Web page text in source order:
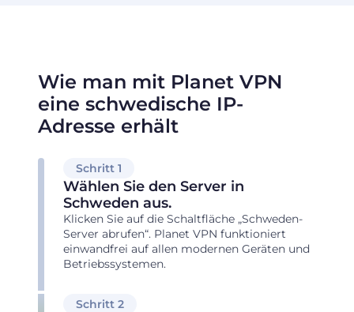
Wie man mit Planet VPN
eine schwedische IP-
Adresse erhält
Schritt 1
Wählen Sie den Server in
Schweden aus.
Klicken Sie auf die Schaltfläche „Schweden-
Server abrufen“. Planet VPN funktioniert
einwandfrei auf allen modernen Geräten und
Betriebssystemen.
Schritt 2